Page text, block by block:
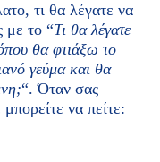
τι θα λέγατε να
με το “Τι θα λέγατε
θα φτιάξω το
γεύμα και θα
“. Όταν σας
να πείτε: